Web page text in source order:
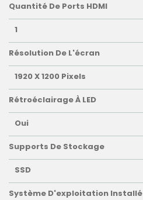
Quantité De Ports HDMI
1
Résolution De L'écran
1920 X 1200 Pixels
Rétroéclairage À LED
Oui
Supports De Stockage
SSD
Système D'exploitation Installé